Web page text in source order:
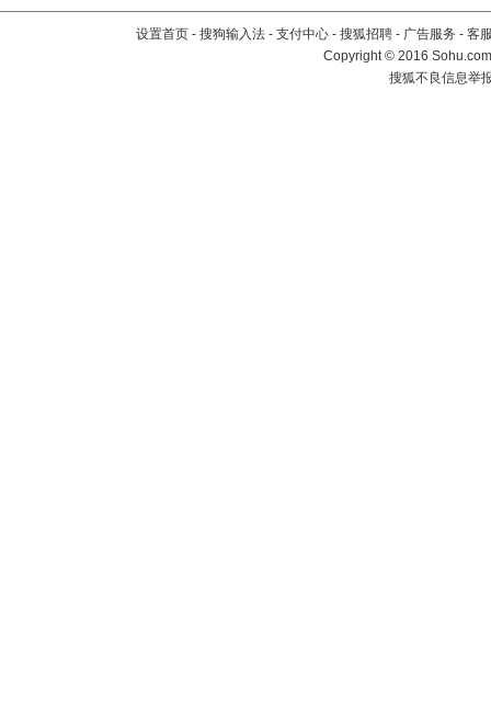
设置首页 - 搜狗输入法 - 支付中心 - 搜狐招聘 - 广告服务 - 客
Copyright©2016
搜狐不良信息举